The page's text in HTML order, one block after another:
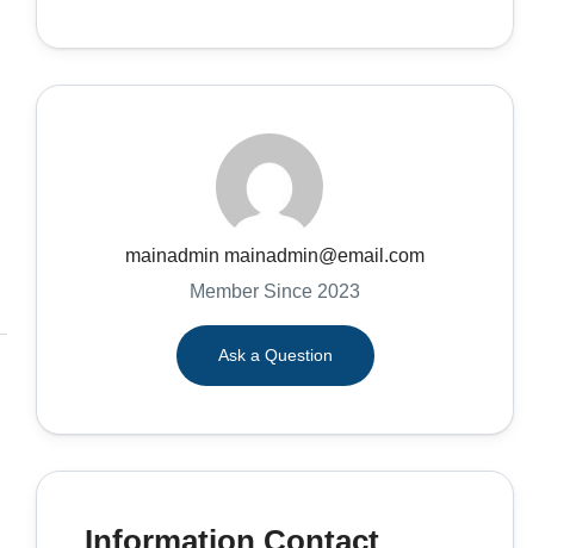
mainadmin mainadmin@email.com
Member Since 2023
Ask a Question
Information Contact